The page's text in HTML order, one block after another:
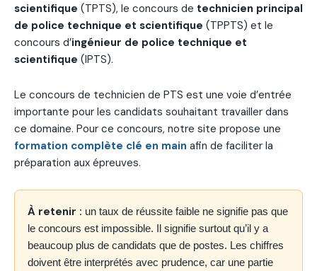
scientifique (TPTS), le concours de technicien principal
de police technique et scientifique (TPPTS) et le
concours d’ingénieur de police technique et
scientifique (IPTS).
Le concours de technicien de PTS est une voie d’entrée
importante pour les candidats souhaitant travailler dans
ce domaine. Pour ce concours, notre site propose une
formation complète clé en main afin de faciliter la
préparation aux épreuves.
À retenir : un taux de réussite faible ne signifie pas que
le concours est impossible. Il signifie surtout qu’il y a
beaucoup plus de candidats que de postes. Les chiffres
doivent être interprétés avec prudence, car une partie